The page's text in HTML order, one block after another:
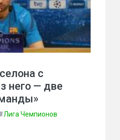
с
него — две
Лига Чемпионов